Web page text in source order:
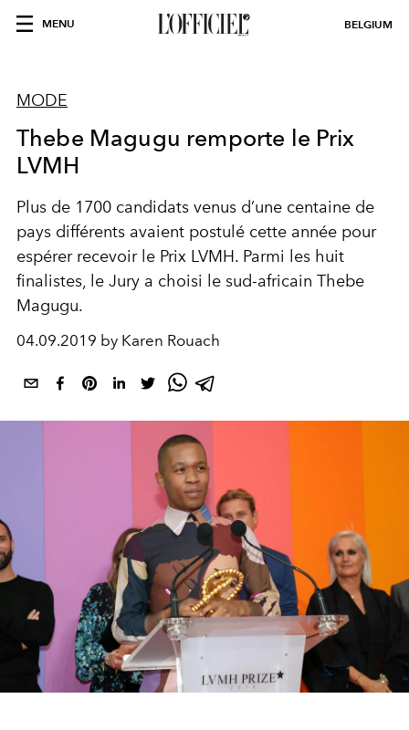
MENU BELGIUM
MODE
Thebe Magugu remporte le Prix
LVMH
Plus de 1700 candidats venus d’une centaine de
pays différents avaient postulé cette année pour
espérer recevoir le Prix LVMH. Parmi les huit
finalistes, le Jury a choisi le sud-africain Thebe
Magugu.
04.09.2019 by Karen Rouach